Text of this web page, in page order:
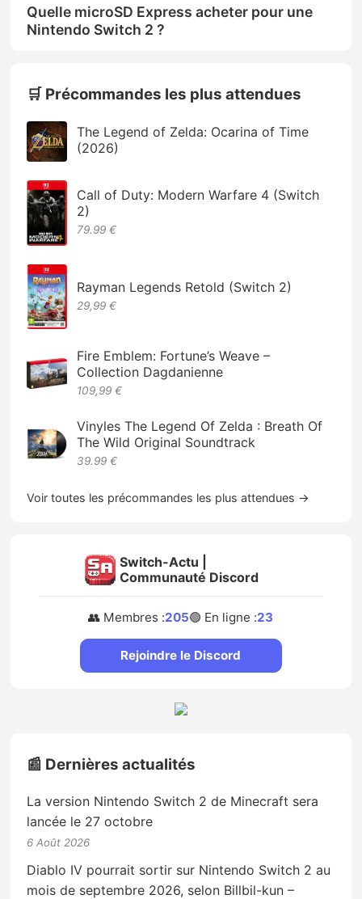
Quelle microSD Express acheter pour une
Nintendo Switch 2 ?
🛒 Précommandes les plus attendues
The Legend of Zelda: Ocarina of Time
(2026)
Call of Duty: Modern Warfare 4 (Switch
2)
79.99 €
Rayman Legends Retold (Switch 2)
29,99 €
Fire Emblem: Fortune’s Weave –
Collection Dagdanienne
109,99 €
Vinyles The Legend Of Zelda : Breath Of
The Wild Original Soundtrack
39.99 €
Voir toutes les précommandes les plus attendues →
Switch-Actu |
Communauté Discord
👥 Membres :205🟢 En ligne :23
Rejoindre le Discord
📰 Dernières actualités
La version Nintendo Switch 2 de Minecraft sera
lancée le 27 octobre
6 Août 2026
Diablo IV pourrait sortir sur Nintendo Switch 2 au
mois de septembre 2026, selon Billbil-kun –